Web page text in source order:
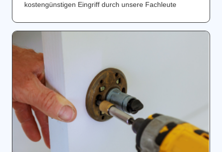
kostengünstigen Eingriff durch unsere Fachleute